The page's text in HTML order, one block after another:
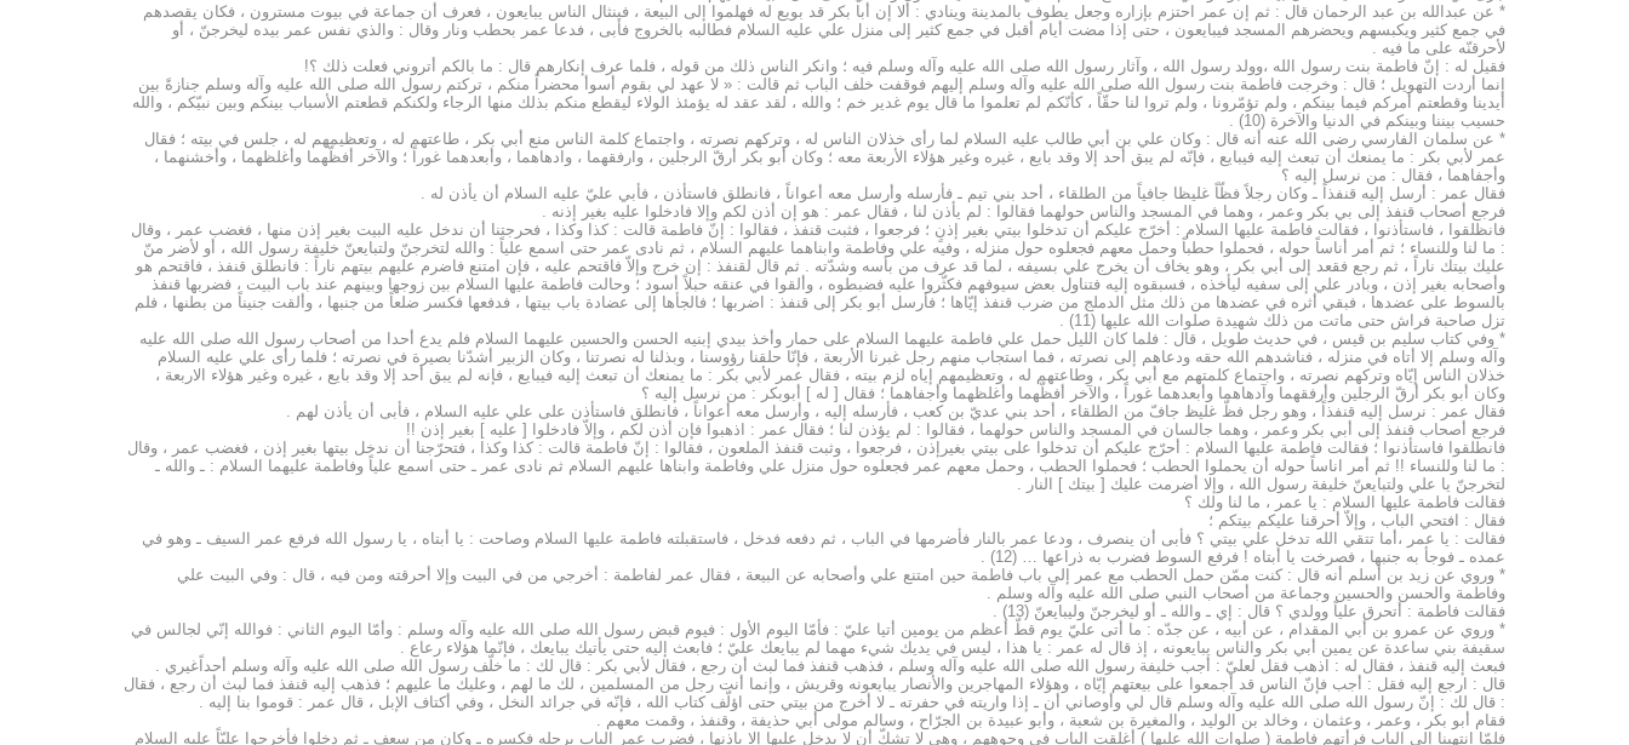
* عن عبدالله بن عبد الرحمان قال : ثم إن عمر احتزم بإزاره وجعل يطوف بالمدينة وينادي : ألا إن أبا بكر قد بويع له فهلموا إلى البيعة ، فينثال الناس يبايعون ، فعرف أن جماعة في بيوت مسترون ، فكان يقصدهم
في جمع كثير ويكبسهم ويحضرهم المسجد فيبايعون ، حتى إذا مضت أيام أقبل في جمع كثير إلى منزل علي عليه السلام فطالبه بالخروج فأبى ، فدعا عمر بحطب ونار وقال : والذي نفس عمر بيده ليخرجنّ ، أو
لأحرقنّه على ما فيه .
فقيل له : إنّ فاطمة بنت رسول الله ،وولد رسول الله ، وآثار رسول الله صلى الله عليه وآله وسلم فيه ؛ وانكر الناس ذلك من قوله ، فلما عرف إنكارهم قال : ما بالكم أتروني فعلت ذلك ؟!
إنما أردت التهويل ؛ قال : وخرجت فاطمة بنت رسول الله صلى الله عليه وآله وسلم إليهم فوقفت خلف الباب ثم قالت : « لا عهد لي بقوم أسوأ محضراً منكم ، تركتم رسول الله صلى الله عليه وآله وسلم جنازةً بين
أيدينا وقطعتم أمركم فيما بينكم ، ولم تؤمّرونا ، ولم تروا لنا حقّاً ، كأنّكم لم تعلموا ما قال يوم غدير خم ؛ والله ، لقد عقد له يؤمئذ الولاء ليقطع منكم بذلك منها الرجاء ولكنكم قطعتم الأسباب بينكم وبين نبيّكم ، والله
حسيب بيننا وبينكم في الدنيا والآخرة (10) .
* عن سلمان الفارسي رضى الله عنه أنه قال : وكان علي بن أبي طالب عليه السلام لما رأى خذلان الناس له ، وتركهم نصرته ، واجتماع كلمة الناس منع أبي بكر ، طاعتهم له ، وتعظيمهم له ، جلس في بيته ؛ فقال
عمر لأبي بكر : ما يمنعك أن تبعث إليه فيبايع ، فإنّه لم يبق أحد إلا وقد بايع ، غيره وغير هؤلاء الأربعة معه ؛ وكان أبو بكر أرقّ الرجلين ، وارفقهما ، وادهاهما ، وأبعدهما غوراً ؛ والآخر أفظّهما وأغلظهما ، وأخشنهما ،
وأجفاهما ، فقال : من نرسل إليه ؟
فقال عمر : أرسل إليه قنفذاً ـ وكان رجلاً فظّاً غليظا جافياً من الطلقاء ، أحد بني تيم ـ فأرسله وأرسل معه أعواناً ، فانطلق فاستأذن ، فأبي عليّ عليه السلام أن يأذن له .
فرجع أصحاب قنفذ إلى بي بكر وعمر ، وهما في المسجد والناس حولهما فقالوا : لم يأذن لنا ، فقال عمر : هو إن أذن لكم وإلا فادخلوا عليه بغير إذنه .
فانظلقوا ، فاستأذنوا ، فقالت فاطمة عليها السلام : أخرّج عليكم أن تدخلوا بيتي بغير إذنٍ ؛ فرجعوا ، فثبت قنفذ ، فقالوا : إنّ فاطمة قالت : كذا وكذا ، فحرجتنا أن ندخل عليه البيت بغير إذن منها ، فغضب عمر ، وقال
: ما لنا وللنساء ؛ ثم أمر أناساً حوله ، فحملوا حطباً وحمل معهم فجعلوه حول منزله ، وفيه علي وفاطمة وابناهما عليهم السلام ، ثم نادى عمر حتى اسمع علياً : والله لتخرجنّ ولتبايعنّ خليفة رسول الله ، أو لأضر منّ
عليك بيتك ناراً ، ثم رجع فقعد إلى أبي بكر ، وهو يخاف أن يخرج علي بسيفه ، لما قد عرف من بأسه وشدّته . ثم قال لقنفذ : إن خرج وإلاّ فاقتحم عليه ، فإن امتنع فاضرم عليهم بيتهم ناراً : فانطلق قنفذ ، فاقتحم هو
وأصحابه بغير إذن ، وبادر علي إلى سفيه ليأخذه ، فسبقوه إليه فتناول بعض سيوفهم فكثّروا عليه فضبطوه ، وألقوا في عنقه حبلاً أسود ؛ وحالت فاطمة عليها السلام بين زوجها وبينهم عند باب البيت ، فضربها قنفذ
بالسوط على عضدها ، فبقي أثره في عضدها من ذلك مثل الدملج من ضرب قنفذ إيّاها ؛ فأرسل أبو بكر إلى قنفذ : اضربها ؛ فالجأها إلى عضادة باب بيتها ، فدفعها فكسر ضلعاً من جنبها ، وألقت جنيناً من بطنها ، فلم
تزل صاحبة فراش حتى ماتت من ذلك شهيدة صلوات الله عليها (11) .
* وفي كتاب سليم بن قيس ، في حديث طويل ، قال : فلما كان الليل حمل علي فاطمة عليهما السلام على حمار وأخذ بيدي إبنيه الحسن والحسين عليهما السلام فلم يدع أحدا من أصحاب رسول الله صلى الله عليه
وآله وسلم إلا أتاه في منزله ، فناشدهم الله حقه ودعاهم إلى نصرته ، فما استجاب منهم رجل غبرنا الأربعة ، فإنّا حلقنا رؤوسنا ، وبذلنا له نصرتنا ، وكان الزبير أشدّنا بصيرة في نصرته ؛ فلما رأى علي عليه السلام
خذلان الناس إيّاه وتركهم نصرته ، واجتماع كلمتهم مع أبي بكر ، وطاعتهم له ، وتعظيمهم إياه لزم بيته ، فقال عمر لأبي بكر : ما يمنعك أن تبعث إليه فيبايع ، فإنه لم يبق أحد إلا وقد بايع ، غيره وغير هؤلاء الاربعة ،
وكان أبو بكر أرقّ الرجلين وأرفقهما وآدهاهما وأبعدهما غوراً ، والآخر أفظّهما وأغلظهما وأجفاهما ؛ فقال [ له ] أبوبكر : من نرسل إليه ؟
فقال عمر : نرسل إليه قنفذاً ، وهو رجل فظّ غليظ جافّ من الطلقاء ، أحد بني عديّ بن كعب ، فأرسله إليه ، وأرسل معه أعواناً ، فانطلق فاستأذن على علي عليه السلام ، فأبى أن يأذن لهم .
فرجع أصحاب قنفذ إلى أبي بكر وعمر ، وهما جالسان في المسجد والناس حولهما ، فقالوا : لم يؤذن لنا ؛ فقال عمر : اذهبوا فإن أذن لكم ، وإلاّ فادخلوا [ عليه ] بغير إذن !!
فانطلقوا فاستأذنوا ؛ فقالت فاطمة عليها السلام : أحرّج عليكم أن تدخلوا على بيتي بغيرإذن ، فرجعوا ، وثبت قنفذ الملعون ، فقالوا : إنّ فاطمة قالت : كذا وكذا ، فتحرّجنا أن ندخل بيتها بغير إذن ، فغضب عمر ، وقال
: ما لنا وللنساء !! ثم أمر اناساً حوله أن يحملوا الحطب ؛ فحملوا الحطب ، وحمل معهم عمر فجعلوه حول منزل علي وفاطمة وابناها عليهم السلام ثم نادى عمر ـ حتى اسمع علياً وفاطمة عليهما السلام : ـ والله ـ
لتخرجنّ يا علي ولتبايعنّ خليفة رسول الله ، وإلا أضرمت عليك [ بيتك ] النار .
فقالت فاطمة عليها السلام : يا عمر ، ما لنا ولك ؟
فقال : افتحي الباب ، وإلاّ أحرقنا عليكم بيتكم ؛
فقالت : يا عمر ،أما تتقي الله تدخل علي بيتي ؟ فأبى أن ينصرف ، ودعا عمر بالنار فأضرمها في الباب ، ثم دفعه فدخل ، فاستقبلته فاطمة عليها السلام وصاحت : يا أبتاه ، يا رسول الله فرفع عمر السيف ـ وهو في
عمده ـ فوجأ به جنبها ، فصرخت يا أبتاه ! فرفع السوط فضرب به ذراعها … (12) .
* وروي عن زيد بن أسلم أنه قال : كنت ممّن حمل الحطب مع عمر إلى باب فاطمة حين امتنع علي وأصحابه عن البيعة ، فقال عمر لفاطمة : أخرجي من في البيت وإلا أحرقته ومن فيه ، قال : وفي البيت علي
وفاطمة والحسن والحسين وجماعة من أصحاب النبي صلى الله عليه وآله وسلم .
فقالت فاطمة : أتحرق علياً وولدي ؟ قال : إي ـ والله ـ أو ليخرجنّ وليبايعنّ (13) .
* وروي عن عمرو بن أبي المقدام ، عن أبيه ، عن جدّه : ما أتى عليّ يوم قطّ أعظم من يومين أتيا عليّ : فأمّا اليوم الأول : فيوم قبض رسول الله صلى الله عليه وآله وسلم : وأمّا اليوم الثاني : فوالله إنّي لجالس في
سقيفة بني ساعدة عن يمين أبي بكر والناس يبايعونه ، إذ قال له عمر : يا هذا ، ليس في يديك شيء مهما لم يبايعك عليّ ؛ فابعث إليه حتى يأتيك يبايعك ، فإنّما هؤلاء رعاع .
فبعث إليه قنفذ ، فقال له : اذهب فقل لعليّ : أجب خليفة رسول الله صلى الله عليه وآله وسلم ، فذهب قنفذ فما لبث أن رجع ، فقال لأبي بكر : قال لك : ما خلّف رسول الله صلى الله عليه وآله وسلم أحداًغيري .
قال : ارجع إليه فقل : أجب فإنّ الناس قد أجمعوا على بيعتهم إيّاه ، وهؤلاء المهاجرين والأنصار يبايعونه وقريش ، وإنما أنت رجل من المسلمين ، لك ما لهم ، وعليك ما عليهم ؛ فذهب إليه قنفذ فما لبث أن رجع ، فقال
: قال لك : إنّ رسول الله صلى الله عليه وآله وسلم قال لي وأوصاني أن ـ إذا واريته في حفرته ـ لا أخرج من بيتي حتى اؤلّف كتاب الله ، فإنّه في جرائد النخل ، وفي أكتاف الإبل ، قال عمر : قوموا بنا إليه .
فقام أبو بكر ، وعمر ، وعثمان ، وخالد بن الوليد ، والمغيرة بن شعبة ، وأبو عبيدة بن الجرّاح ، وسالم مولى أبي حذيفة ، وقنفذ ، وقمت معهم .
فلمّا انتهينا إلى الباب فرأتهم فاطمة ( صلوات الله عليها ) أغلقت الباب في وجوههم ، وهي لا تشكّ أن لا يدخل عليها إلا باذنها ، فضرب عمر الباب برجله فكسره ـ وكان من سعف ـ ثم دخلوا فأخرجوا عليّاً عليه السلام